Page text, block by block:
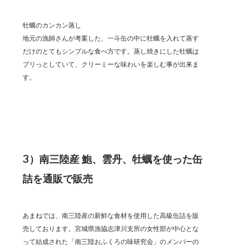
牡蠣のカンカン蒸し
地元の漁師さんが考案した、一斗缶の中に牡蠣を入れて蒸す
だけのとてもシンプルな食べ方です。蒸し焼きにした牡蠣は
プリっとしていて、クリーミーな味わいを楽しむ事が出来ま
す。
3）南三陸産 鮑、雲丹、牡蠣を使った缶
詰を通販で販売
あまねでは、南三陸産の新鮮な食材を使用した高級缶詰を販
売しております。宮城県漁協志津川支所の女性部が中心とな
って結成された「南三陸おふくろの味研究会」のメンバーの